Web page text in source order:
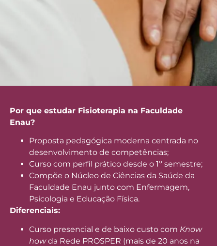
Por que estudar Fisioterapia na Faculdade
Enau?
Proposta pedagógica moderna centrada no
desenvolvimento de competências;
Curso com perfil prático desde o 1º semestre;
Compõe o Núcleo de Ciências da Saúde da
Faculdade Enau junto com Enfermagem,
Psicologia e Educação Física.
Diferenciais:
Curso presencial e de baixo custo com Know
howda Rede PROSPER (mais de 20 anos na